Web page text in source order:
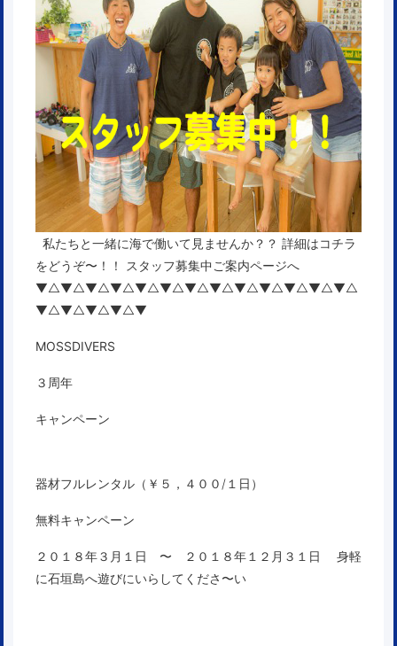
私たちと一緒に海で働いて見ませんか？？ 詳細はコチラ
をどうぞ〜！！
スタッフ募集中ご案内ページへ
▼△▼△▼△▼△▼△▼△▼△▼△▼△▼△▼△▼△▼△
▼△▼△▼△▼△▼
MOSSDIVERS
３周年
キャンペーン
器材フルレンタル（￥５，４００/１日）
無料キャンペーン
２０１８年３月１日 〜 ２０１８年１２月３１日
身軽
に石垣島へ遊びにいらしてくださ〜い